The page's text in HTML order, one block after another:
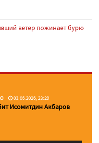
ветер пожинает бурю
03.06.2026, 23:29
Исомитдин Акбаров